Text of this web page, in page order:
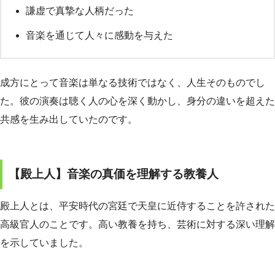
謙虚で真摯な人柄だった
音楽を通じて人々に感動を与えた
成方にとって音楽は単なる技術ではなく、人生そのものでし
た。彼の演奏は聴く人の心を深く動かし、身分の違いを超えた
共感を生み出していたのです。
【殿上人】音楽の真価を理解する教養人
殿上人とは、平安時代の宮廷で天皇に近侍することを許された
高級官人のことです。高い教養を持ち、芸術に対する深い理解
を示していました。